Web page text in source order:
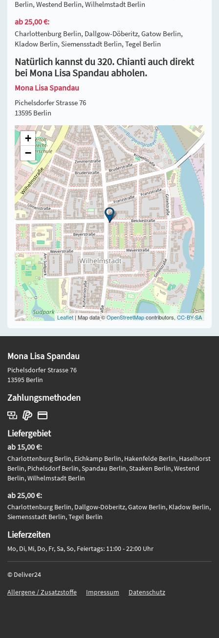
Berlin, Westend Berlin, Wilhelmstadt Berlin
ab 25,00 €:
Charlottenburg Berlin, Dallgow-Döberitz, Gatow Berlin,
Kladow Berlin, Siemensstadt Berlin, Tegel Berlin
Natürlich kannst du 320. Chianti auch direkt
bei Mona Lisa Spandau abholen.
Mona Lisa Spandau
Pichelsdorfer Strasse 76
13595 Berlin
+
−
Leaflet | Map data ©OpenStreetMapcontributors,CC-BY-SA
Mona Lisa Spandau
Pichelsdorfer Strasse 76
13595 Berlin
Zahlungsmethoden
Liefergebiet
ab 15,00 €:
Charlottenburg Berlin, Eichkamp Berlin, Hakenfelde Berlin, Haselhorst
Berlin, Pichelsdorf Berlin, Spandau Berlin, Staaken Berlin, Westend
Berlin, Wilhelmstadt Berlin
ab 25,00 €:
Charlottenburg Berlin, Dallgow-Döberitz, Gatow Berlin, Kladow Berlin,
Siemensstadt Berlin, Tegel Berlin
Lieferzeiten
Mo, Di, Mi, Do, Fr, Sa, So, Feiertags: 11:00 - 22:00 Uhr
© Deliver24
Allergene / Zusatzstoffe
Impressum Datenschutz